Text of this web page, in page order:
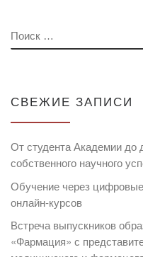
ПОИСК
СВЕЖИЕ ЗАПИСИ
От студента Академии до
собственного научного
Обучение через
онлайн-курсов
Встреча выпускников
«Фармация» с